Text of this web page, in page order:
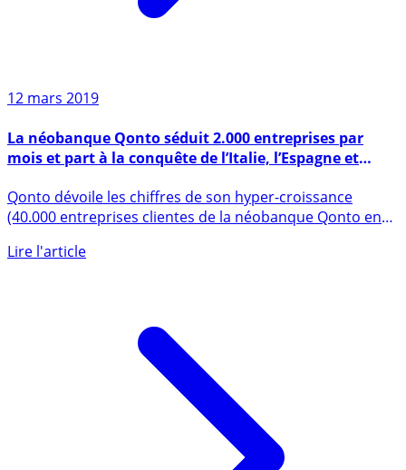
La néobanque Qonto séduit 2.000 entreprises par
l’Allemagne
Qonto dévoile les chiffres de son hyper-croissance
(40.000 entreprises clientes de la néobanque Qonto en
20 mois) et (...)